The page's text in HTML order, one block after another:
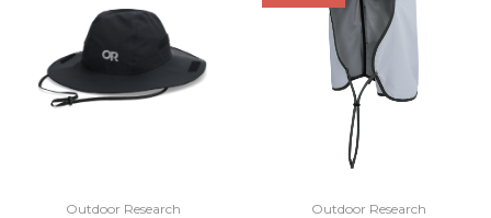
Outdoor Research Outdoor Research